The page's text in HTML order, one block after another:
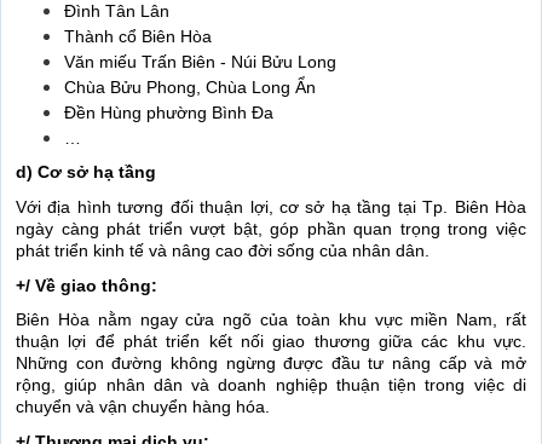
Đình Tân Lân
Thành cổ Biên Hòa
Văn miếu Trấn Biên - Núi Bửu Long
Chùa Bửu Phong, Chùa Long Ẩn
Đền Hùng phường Bình Đa
…
d) Cơ sở hạ tầng
Với địa hình tương đối thuận lợi, cơ sở hạ tầng tại Tp. Biên Hòa
ngày càng phát triển vượt bật, góp phần quan trọng trong việc
phát triển kinh tế và nâng cao đời sống của nhân dân.
+/ Về giao thông:
Biên Hòa nằm ngay cửa ngõ của toàn khu vực miền Nam, rất
thuận lợi để phát triển kết nối giao thương giữa các khu vực.
Những con đường không ngừng được đầu tư nâng cấp và mở
rộng, giúp nhân dân và doanh nghiệp thuận tiện trong việc di
chuyển và vận chuyển hàng hóa.